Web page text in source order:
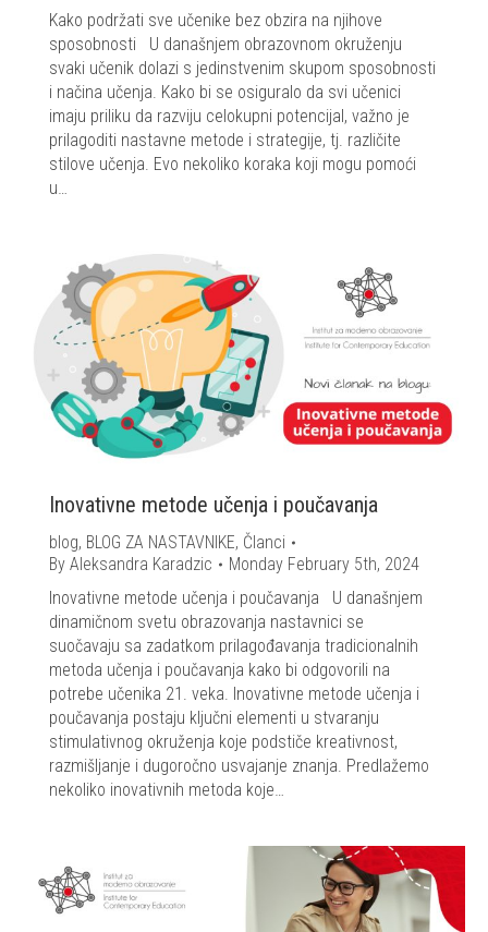
Kako podržati sve učenike bez obzira na njihove
sposobnosti U današnjem obrazovnom okruženju
svaki učenik dolazi s jedinstvenim skupom sposobnosti
i načina učenja. Kako bi se osiguralo da svi učenici
imaju priliku da razviju celokupni potencijal, važno je
prilagoditi nastavne metode i strategije, tj. različite
stilove učenja. Evo nekoliko koraka koji mogu pomoći
u…
Inovativne metode učenja i poučavanja
blog, BLOG ZA NASTAVNIKE, Članci
By Aleksandra Karadzic
Monday February 5th, 2024
Inovativne metode učenja i poučavanja U današnjem
dinamičnom svetu obrazovanja nastavnici se
suočavaju sa zadatkom prilagođavanja tradicionalnih
metoda učenja i poučavanja kako bi odgovorili na
potrebe učenika 21. veka. Inovativne metode učenja i
poučavanja postaju ključni elementi u stvaranju
stimulativnog okruženja koje podstiče kreativnost,
razmišljanje i dugoročno usvajanje znanja. Predlažemo
nekoliko inovativnih metoda koje…